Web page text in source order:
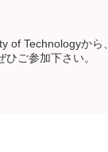
of Technologyか
ご参加下さい。